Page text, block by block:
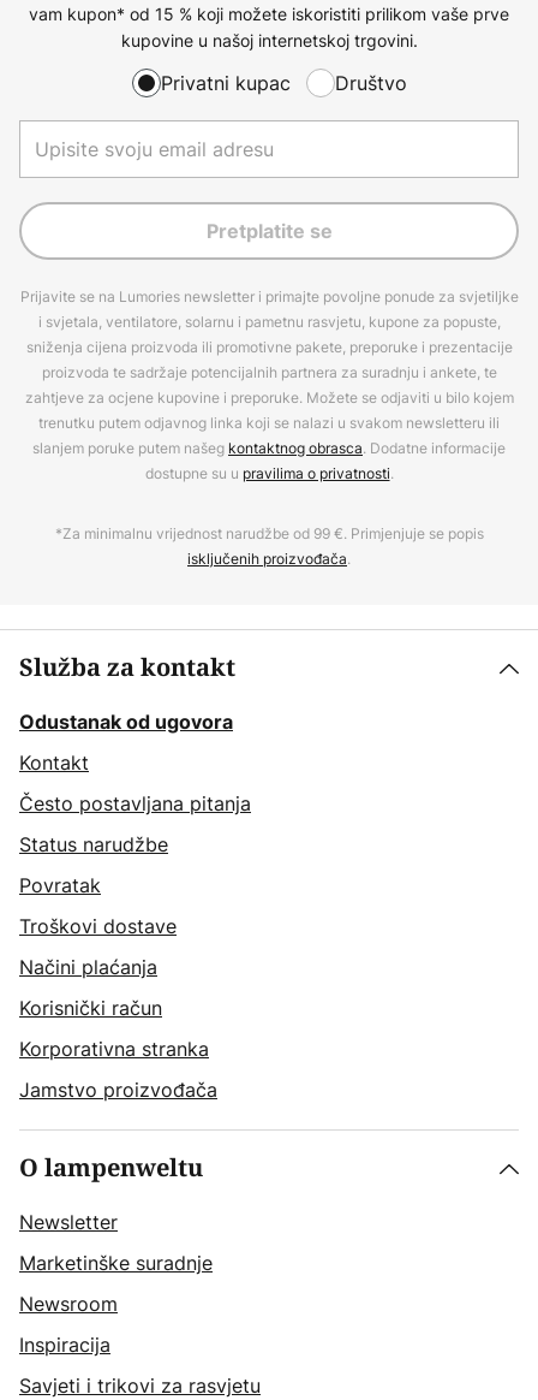
vam kupon* od 15 % koji možete iskoristiti prilikom vaše prve
kupovine u našoj internetskoj trgovini.
Privatni kupac Društvo
Pretplatite se
Prijavite se na Lumories newsletter i primajte povoljne ponude za svjetiljke
i svjetala, ventilatore, solarnu i pametnu rasvjetu, kupone za popuste,
sniženja cijena proizvoda ili promotivne pakete, preporuke i prezentacije
proizvoda te sadržaje potencijalnih partnera za suradnju i ankete, te
zahtjeve za ocjene kupovine i preporuke. Možete se odjaviti u bilo kojem
trenutku putem odjavnog linka koji se nalazi u svakom newsletteru ili
slanjem poruke putem našeg kontaktnog obrasca. Dodatne informacije
dostupne su u pravilima o privatnosti.
*Za minimalnu vrijednost narudžbe od 99 €. Primjenjuje se popis
isključenih proizvođača.
Služba za kontakt
Odustanak od ugovora
Kontakt
Često postavljana pitanja
Status narudžbe
Povratak
Troškovi dostave
Načini plaćanja
Korisnički račun
Korporativna stranka
Jamstvo proizvođača
O lampenweltu
Newsletter
Marketinške suradnje
Newsroom
Inspiracija
Savjeti i trikovi za rasvjetu